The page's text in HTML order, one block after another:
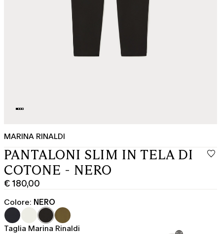
MARINA RINALDI
PANTALONI SLIM IN TELA DI
COTONE - NERO
€ 180,00
Prezzo
corrente
€
180,00
Colore: NERO
Taglia Marina Rinaldi